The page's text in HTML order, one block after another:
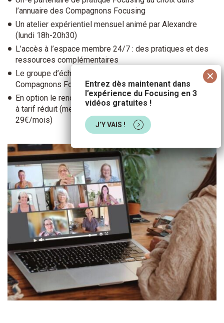
l’annuaire des Compagnons Focusing
Un atelier expérientiel mensuel animé par Alexandre
(lundi 18h-20h30)
L’accès à l’espace membre 24/7 : des pratiques et des
ressources complémentaires
Le groupe d’échanges dédié à la Communauté des
Compagnons Focusing
En option le rendez-vous hebdomadairePause Présence
à tarif réduit (mercredi 12h30-13h, 19€/mois au lieu de
29€/mois)
Entrez dès maintenant dans
l’expérience du Focusing en 3
vidéos gratuites !
J’Y VAIS !